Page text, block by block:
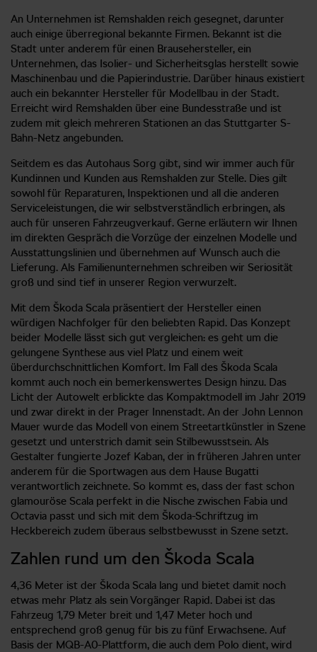
An Unternehmen ist Remshalden reich gesegnet, darunter
auch einige überregional bekannte Firmen. Bekannt ist die
Stadt unter anderem für einen Brausehersteller, ein
Unternehmen, das Isolier- und Sicherheitsglas herstellt sowie
Maschinenbau und die Papierindustrie. Darüber hinaus existiert
auch ein bekannter Hersteller für Modellbau in der Stadt.
Erreicht wird Remshalden über eine Bundesstraße und ist
zudem mit gleich mehreren Stationen an das Stuttgarter S-
Bahn-Netz angebunden.
Seitdem es das Autohaus Sorg gibt, sind wir immer auch für
Kundinnen und Kunden aus Remshalden zur Stelle. Dies gilt
sowohl für Reparaturen, Inspektionen und all die anderen
Serviceleistungen, die wir selbstverständlich erbringen, als
auch für unseren Fahrzeugverkauf. Gerne erläutern wir Ihnen
im direkten Gespräch die Vorzüge der einzelnen Modelle und
Ausstattungslinien und übernehmen auf Wunsch auch die
Lieferung. Als Familienunternehmen schreiben wir Seriosität
groß und sind tief in unserer Region verwurzelt.
Mit dem Škoda Scala präsentiert der Hersteller einen
würdigen Nachfolger für den beliebten Rapid. Das Konzept
beider Modelle lässt sich gut vergleichen: es geht um die
gelungene Synthese aus viel Platz und einem weit
überdurchschnittlichen Komfort. Im Fall des Škoda Scala
kommt auch noch ein bemerkenswertes Design hinzu. Das
Licht der Autowelt erblickte das Kompaktmodell im Jahr 2019
und zwar direkt in der Prager Innenstadt. An der John Lennon
Mauer wurde das Modell von einem Streetartkünstler in Szene
gesetzt und unterstrich damit sein Stilbewusstsein. Als
Gestalter fungierte Jozef Kaban, der in früheren Jahren unter
anderem für die Sportwagen aus dem Hause Bugatti
verantwortlich zeichnete. So kommt es, dass der fast schon
glamouröse Scala perfekt in die Nische zwischen Fabia und
Octavia passt und sich mit dem Škoda-Schriftzug im
Heckbereich zudem überaus selbstbewusst in Szene setzt.
Zahlen rund um den Škoda Scala
4,36 Meter ist der Škoda Scala lang und bietet damit noch
etwas mehr Platz als sein Vorgänger Rapid. Dabei ist das
Fahrzeug 1,79 Meter breit und 1,47 Meter hoch und
entsprechend groß genug für bis zu fünf Erwachsene. Auf
Basis der MQB-A0-Plattform, die auch dem Polo dient, wird